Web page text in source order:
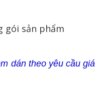
dán theo yêu cầu giá